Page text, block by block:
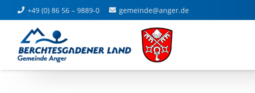
+49 (0) 86 56 – 9889-0 gemeinde@anger.de